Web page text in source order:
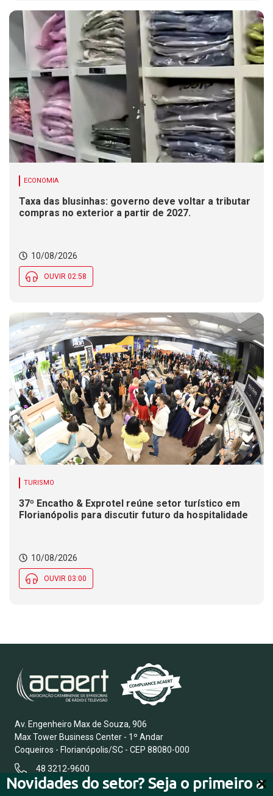
Novidades do setor? Seja o primeiro a
ECONOMIA
Taxa das blusinhas: governo deve voltar a tributar
compras no exterior a partir de 2027.
10/08/2026
OUVIR 02:58
TURISMO
37º Encatho & Exprotel reúne setor turístico em
Florianópolis para discutir futuro da hospitalidade
10/08/2026
OUVIR 03:00
Av. Engenheiro Max de Souza, 906
Max Tower Business Center - 1º Andar
Coqueiros - Florianópolis/SC - CEP 88080-000
48 3212-9600